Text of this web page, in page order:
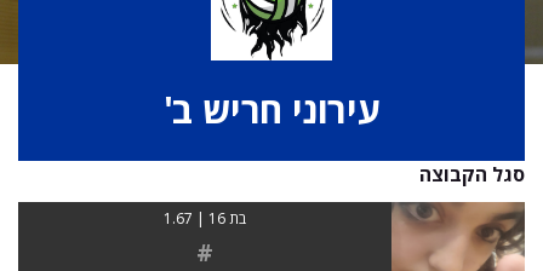
עירוני חריש ב'
סגל הקבוצה
בת 16 | 1.67
#